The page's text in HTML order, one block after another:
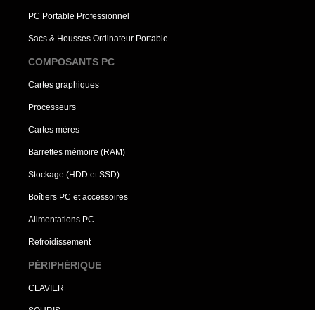
PC Portable Professionnel
Sacs & Housses Ordinateur Portable
COMPOSANTS PC
Cartes graphiques
Processeurs
Cartes mères
Barrettes mémoire (RAM)
Stockage (HDD et SSD)
Boîtiers PC et accessoires
Alimentations PC
Refroidissement
PÉRIPHÉRIQUE
CLAVIER